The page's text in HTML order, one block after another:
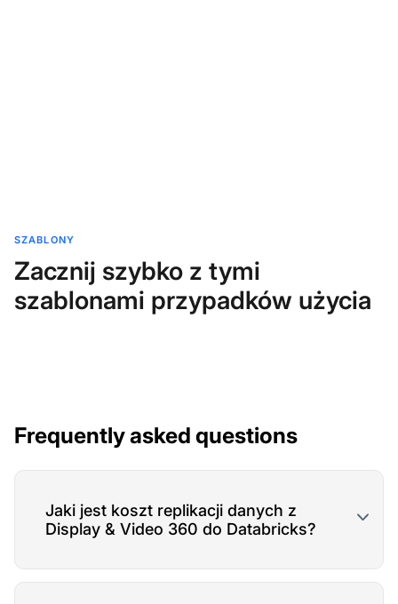
SZABLONY
Zacznij szybko z tymi
szablonami przypadków użycia
Frequently asked questions
Jaki jest koszt replikacji danych z
Display & Video 360 do Databricks?